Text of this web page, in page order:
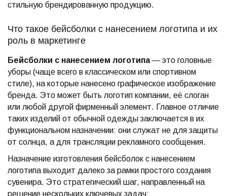
стильную брендированную продукцию.
Что такое бейсболки с нанесением логотипа и их
роль в маркетинге
Бейсболки с нанесением логотипа— это головные
уборы (чаще всего в классическом или спортивном
стиле), на которые нанесено графическое изображение
бренда. Это может быть логотип компании, её слоган
или любой другой фирменный элемент. Главное отличие
таких изделий от обычной одежды заключается в их
функциональном назначении: они служат не для защиты
от солнца, а для трансляции рекламного сообщения.
Назначение изготовления бейсболок с нанесением
логотипа выходит далеко за рамки простого создания
сувенира. Это стратегический шаг, направленный на
решение нескольких ключевых задач: